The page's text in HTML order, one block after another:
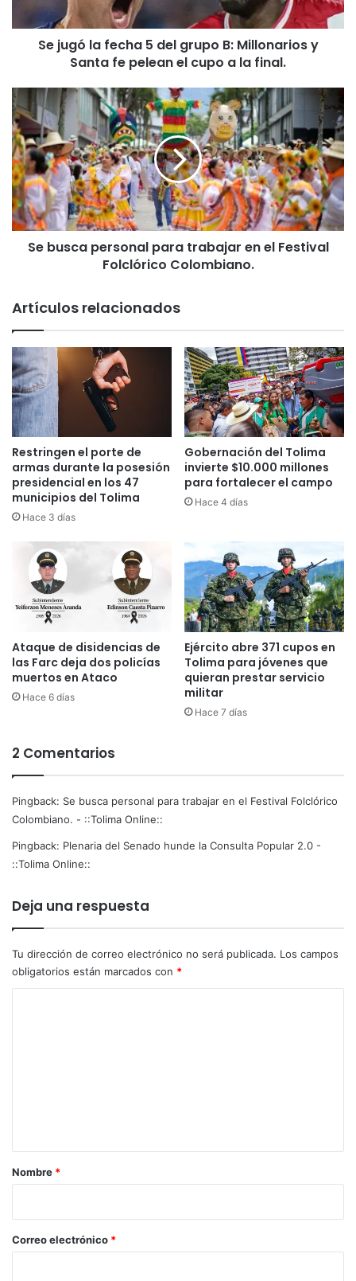
Millonarios
pelean
el
cupo
a
la
final.
Se jugó la fecha 5 del grupo B: Millonarios y
Santa fe pelean el cupo a la final.
Se
busca
personal
para
trabajar
en
el
Festival
Folclórico
Colombiano.
Se busca personal para trabajar en el Festival
Folclórico Colombiano.
Artículos relacionados
Restringen el porte de
armas durante la posesión
presidencial en los 47
municipios del Tolima
Hace 3 días
Gobernación del Tolima
invierte $10.000 millones
para fortalecer el campo
Hace 4 días
Ataque de disidencias de
las Farc deja dos policías
muertos en Ataco
Hace 6 días
Ejército abre 371 cupos en
Tolima para jóvenes que
quieran prestar servicio
militar
Hace 7 días
2 Comentarios
Pingback: Se busca personal para trabajar en el Festival Folclórico
Colombiano. - ::Tolima Online::
Pingback: Plenaria del Senado hunde la Consulta Popular 2.0 -
::Tolima Online::
Deja una respuesta
Tu dirección de correo electrónico no será publicada. Los campos
obligatorios están marcados con *
r
*
Nombre *
Correo electrónico *